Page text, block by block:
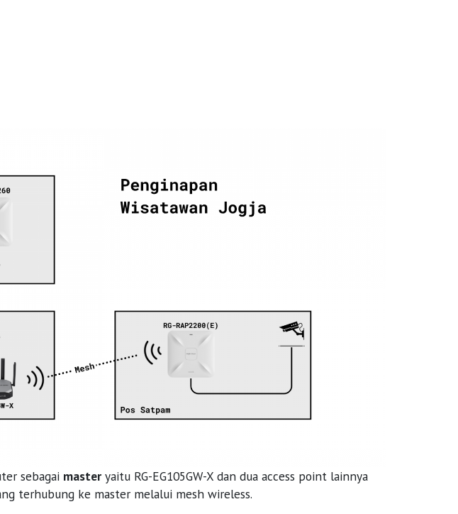
sebagai master yaitu RG-EG105GW-X dan dua access point lainnya
terhubung ke master melalui mesh wireless.